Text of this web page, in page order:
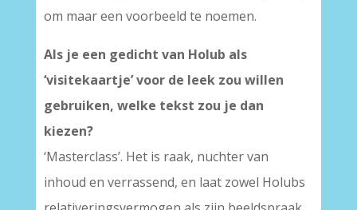
om maar een voorbeeld te noemen.
Als je een gedicht van Holub als
‘visitekaartje’ voor de leek zou willen
gebruiken, welke tekst zou je dan
kiezen?
‘Masterclass’. Het is raak, nuchter van
inhoud en verrassend, en laat zowel Holubs